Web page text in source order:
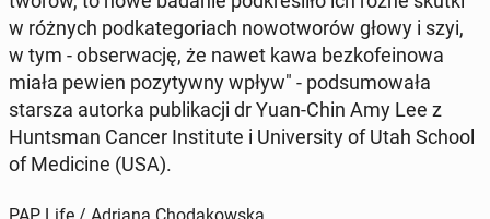
w różnych pod­ka­te­go­riach no­wo­two­rów głowy i szyi,
w tym - ob­ser­wa­cję, że nawet kawa bez­ko­fe­ino­wa
miała pewien po­zy­tyw­ny wpływ" - pod­su­mo­wa­ła
starsza autorka pu­bli­ka­cji dr Yuan-Chin Amy Lee z
Hunt­sman Cancer In­sti­tu­te i Uni­ver­si­ty of Utah School
of Me­di­ci­ne (USA).